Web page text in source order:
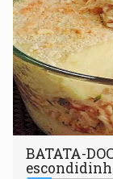
BATATA-